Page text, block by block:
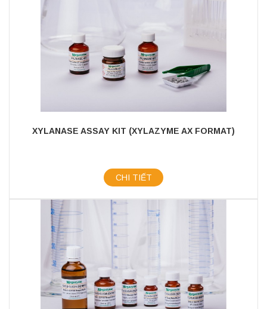
XYLANASE ASSAY KIT (XYLAZYME AX FORMAT)
CHI TIẾT